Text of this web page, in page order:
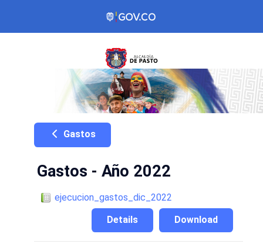
Gastos
Gastos - Año 2022
ejecucion_gastos_dic_2022
Download
Details